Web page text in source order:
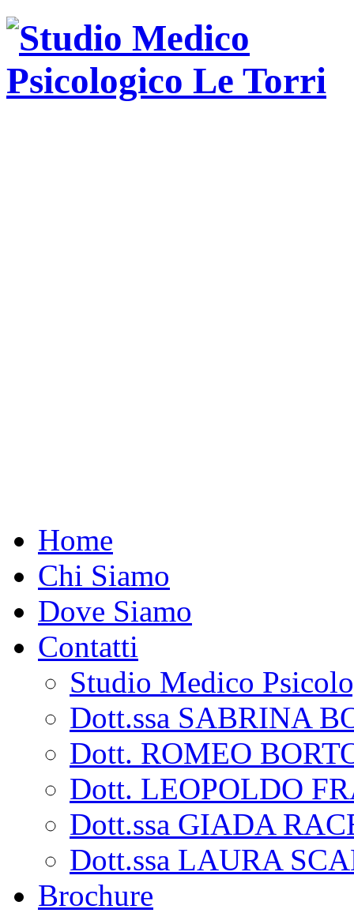
Home
Chi Siamo
Dove Siamo
Contatti
Studio Medico
Dott.ssa SABRINA
Dott. ROMEO
Dott. LEOPOLDO
Dott.ssa GIADA
Dott.ssa LAURA
Brochure
Psicologa
psicoterapeuta
orientamento
psicodinamica.
Training
autogeno